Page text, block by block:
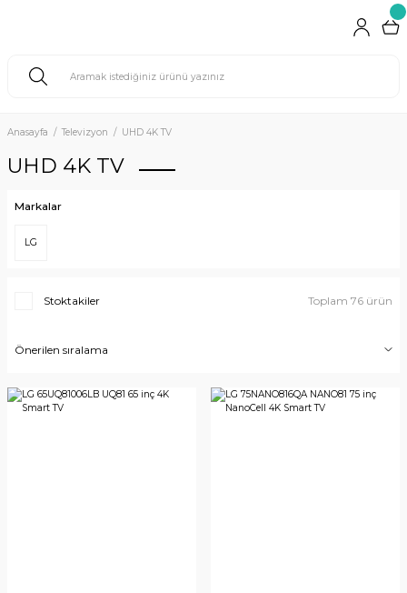
Anasayfa Televizyon UHD 4K TV
UHD 4K TV
Markalar
LG
Stoktakiler Toplam 76 ürün